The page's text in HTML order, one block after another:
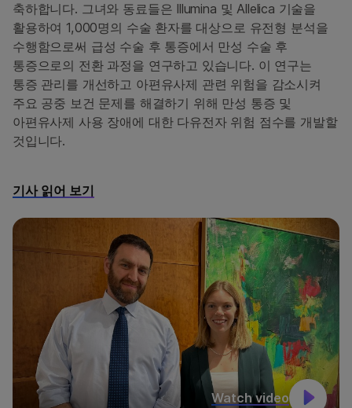
축하합니다. 그녀와 동료들은 Illumina 및 Allelica 기술을
활용하여 1,000명의 수술 환자를 대상으로 유전형 분석을
수행함으로써 급성 수술 후 통증에서 만성 수술 후
통증으로의 전환 과정을 연구하고 있습니다. 이 연구는
통증 관리를 개선하고 아편유사제 관련 위험을 감소시켜
주요 공중 보건 문제를 해결하기 위해 만성 통증 및
아편유사제 사용 장애에 대한 다유전자 위험 점수를 개발할
것입니다.
기사 읽어 보기
Watch video